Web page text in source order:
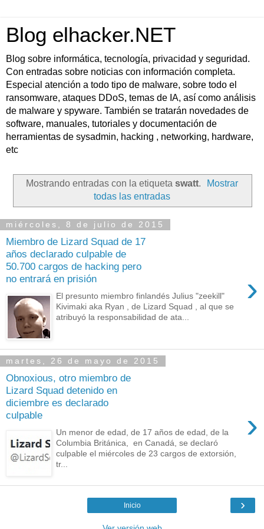
Blog elhacker.NET
Blog sobre informática, tecnología, privacidad y seguridad.
Con entradas sobre noticias con información completa.
Especial atención a todo tipo de malware, sobre todo el
ransomware, ataques DDoS, temas de IA, así como análisis
de malware y spyware. También se tratarán novedades de
software, manuales, tutoriales y documentación de
herramientas de sysadmin, hacking , networking, hardware,
etc
Mostrando entradas con la etiqueta swatt.
Mostrar
todas las entradas
miércoles, 8 de julio de 2015
Miembro de Lizard Squad de 17
años declarado culpable de
50.700 cargos de hacking pero
no entrará en prisión
›
El presunto miembro finlandés Julius "zeekill"
Kivimaki aka Ryan , de Lizard Squad , al que se
atribuyó la responsabilidad de ata...
martes, 26 de mayo de 2015
Obnoxious, otro miembro de
Lizard Squad detenido en
diciembre es declarado
culpable
›
Un menor de edad, de 17 años de edad, de la
Columbia Británica, en Canadá, se declaró
culpable el miércoles de 23 cargos de extorsión,
tr...
›
Inicio